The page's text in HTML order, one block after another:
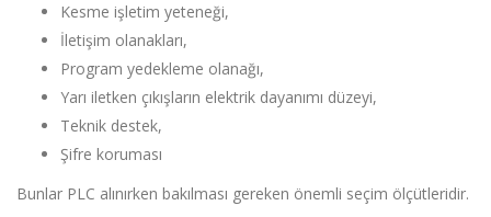
Kesme işletim yeteneği,
İletişim olanakları,
Program yedekleme olanağı,
Yarı iletken çıkışların elektrik dayanımı düzeyi,
Teknik destek,
Şifre koruması
Bunlar PLC alınırken bakılması gereken önemli seçim ölçütleridir.